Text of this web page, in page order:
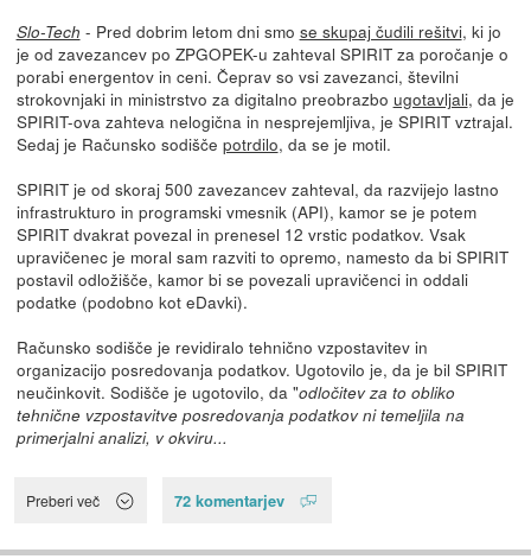
Slo-Tech - Pred dobrim letom dni smo se skupaj čudili rešitvi, ki jo
je od zavezancev po ZPGOPEK-u zahteval SPIRIT za poročanje o
porabi energentov in ceni. Čeprav so vsi zavezanci, številni
strokovnjaki in ministrstvo za digitalno preobrazbo ugotavljali, da je
SPIRIT-ova zahteva nelogična in nesprejemljiva, je SPIRIT vztrajal.
Sedaj je Računsko sodišče potrdilo, da se je motil.
SPIRIT je od skoraj 500 zavezancev zahteval, da razvijejo lastno
infrastrukturo in programski vmesnik (API), kamor se je potem
SPIRIT dvakrat povezal in prenesel 12 vrstic podatkov. Vsak
upravičenec je moral sam razviti to opremo, namesto da bi SPIRIT
postavil odložišče, kamor bi se povezali upravičenci in oddali
podatke (podobno kot eDavki).
Računsko sodišče je revidiralo tehnično vzpostavitev in
organizacijo posredovanja podatkov. Ugotovilo je, da je bil SPIRIT
neučinkovit. Sodišče je ugotovilo, da "odločitev za to obliko
tehnične vzpostavitve posredovanja podatkov ni temeljila na
primerjalni analizi, v okviru...
Preberi več 72 komentarjev